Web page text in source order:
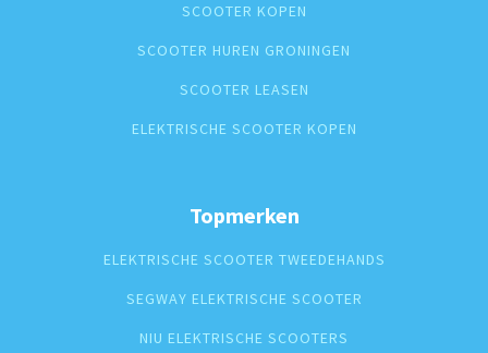
SCOOTER KOPEN
SCOOTER HUREN GRONINGEN
SCOOTER LEASEN
ELEKTRISCHE SCOOTER KOPEN
Topmerken
ELEKTRISCHE SCOOTER TWEEDEHANDS
SEGWAY ELEKTRISCHE SCOOTER
NIU ELEKTRISCHE SCOOTERS